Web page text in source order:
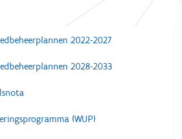
2022-2027
2028-2033
(WUP)